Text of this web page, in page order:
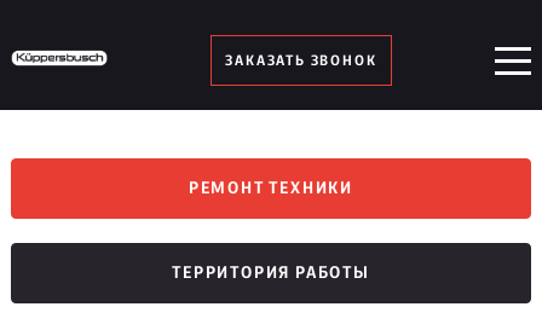
ЗАКАЗАТЬ ЗВОНОК
РЕМОНТ ТЕХНИКИ
ТЕРРИТОРИЯ РАБОТЫ